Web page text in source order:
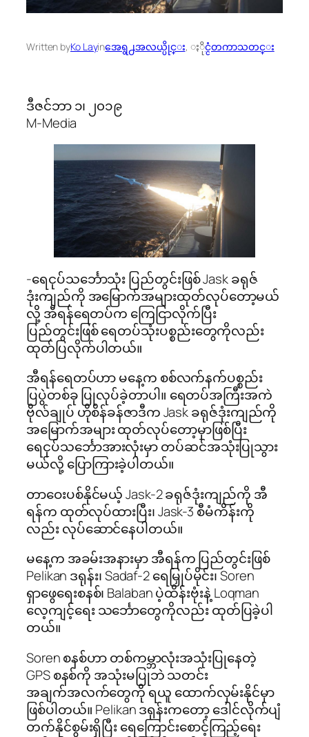
Written byKo Layinအေရွ႕အလယ္ပိုင္း, ႏိုင္ငံတကာသတင္း
ဒီဇင်ဘာ ၁၊ ၂၀၁၉
M-Media
-ရေငုပ်သင်္ဘောသုံး ပြည်တွင်းဖြစ် Jask ခရုဇ်
ဒုံးကျည်ကို အမြောက်အများထုတ်လုပ်တော့မယ်
လို့ အီရန်ရေတပ်က ကြေငြာလိုက်ပြီး
ပြည်တွင်းဖြစ် ရေတပ်သုံးပစ္စည်းတွေကိုလည်း
ထုတ်ပြလိုက်ပါတယ်။
အီရန်ရေတပ်ဟာ မနေ့က စစ်လက်နက်ပစ္စည်း
ပြပွဲတစ်ခု ပြုလုပ်ခဲ့တာပါ။ ရေတပ်အကြီးအကဲ
ဗိုလ်ချုပ် ဟိုစိန်ခန်ဇာဒီက Jask ခရုဇ်ဒုံးကျည်ကို
အမြောက်အများ ထုတ်လုပ်တော့မှာဖြစ်ပြီး
ရေငုပ်သင်္ဘောအားလုံးမှာ တပ်ဆင်အသုံးပြုသွား
မယ်လို့ ပြောကြားခဲ့ပါတယ်။
တာဝေးပစ်နိုင်မယ့် Jask-2 ခရုဇ်ဒုံးကျည်ကို အီ
ရန်က ထုတ်လုပ်ထားပြီး၊ Jask-3 စီမံကိန်းကို
လည်း လုပ်ဆောင်နေပါတယ်။
မနေ့က အခမ်းအနားမှာ အီရန်က ပြည်တွင်းဖြစ်
Pelikan ဒရုန်း၊ Sadaf-2 ရေမြှုပ်မိုင်း၊ Soren
ရှာဖွေရေးစနစ်၊ Balaban ပဲ့ထိန်းဗုံးနဲ့ Loqman
လေ့ကျင့်ရေး သင်္ဘောတွေကိုလည်း ထုတ်ပြခဲ့ပါ
တယ်။
Soren စနစ်ဟာ တစ်ကမ္ဘာလုံးအသုံးပြုနေတဲ့
GPS စနစ်ကို အသုံးမပြုဘဲ သတင်း
အချက်အလက်တွေကို ရယူ ထောက်လှမ်းနိုင်မှာ
ဖြစ်ပါတယ်။ Pelikan ဒရုန်းကတော့ ဒေါင်လိုက်ပျံ
တက်နိုင်စွမ်းရှိပြီး ရေကြောင်းစောင့်ကြည့်ရေး